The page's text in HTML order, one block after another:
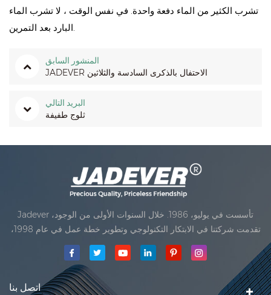
تشرب الكثير من الماء دفعة واحدة. في نفس الوقت ، لا تشرب الماء
البارد بعد التمرين.
المنشور السابق
JADEVER الاحتفال بالذكرى السادسة والثلاثين
البريد التالي
ثلوج طفيفة
Jadever تأسست في يوليو، 1986. خلال السنوات الأولى من الوجود،
تقدمت شركتنا في الابتكار التكنولوجي وتطوير خطة عمل في عام 1998،
حققت شركتنا هدف الجودة الرئيسية، متى تلقت أول منتجاتنا موافقة من
مقياس المحدودةكان تأسيس تقع من
اتصل بنا